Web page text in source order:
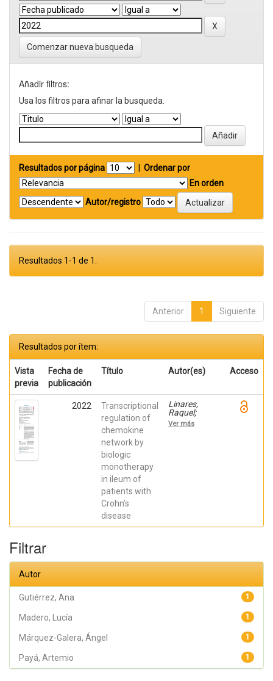
Comenzar nueva busqueda
Añadir filtros:
Usa los filtros para afinar la busqueda.
Resultados por página
Ordenar por
En orden
Autor/registro
Resultados 1-1 de 1.
Anterior 1 Siguiente
Resultados por ítem:
Vista
previa
Fecha de
publicación
Título Autor(es) Acceso
2022
Transcriptional
regulation of
chemokine
network by
biologic
monotherapy
in ileum of
patients with
Crohn’s
disease
Linares,
Raquel;
Gutiérrez,
Ana;
Ver más
Filtrar
Autor
1
Gutiérrez, Ana
1
Madero, Lucía
1
Márquez-Galera, Ángel
1
Payá, Artemio